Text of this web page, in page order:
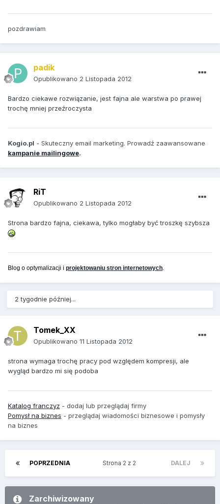
pozdrawiam
padik
Opublikowano 2 Listopada 2012
Bardzo ciekawe rozwiązanie, jest fajna ale warstwa po prawej
trochę mniej przeźroczysta
Kogio.pl - Skuteczny email marketing. Prowadź zaawansowane
kampanie mailingowe.
RiT
Opublikowano 2 Listopada 2012
Strona bardzo fajna, ciekawa, tylko mogłaby być troszkę szybsza
Blog o optymalizacji i projektowaniu stron internetowych.
2 tygodnie później...
Tomek_XX
Opublikowano 11 Listopada 2012
strona wymaga trochę pracy pod względem kompresji, ale
wygląd bardzo mi się podoba
Katalog franczyz - dodaj lub przeglądaj firmy
Pomysł na biznes - przeglądaj wiadomości biznesowe i pomysły
na biznes
POPRZEDNIA DALEJ
Strona 2 z 2
Zarchiwizowany